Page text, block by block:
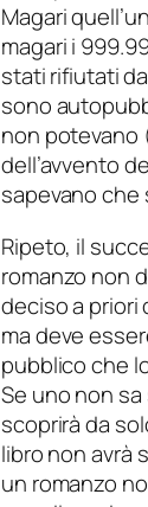
Magari
magari i
stati rifiutati
sono
non potevano
dell’avvento
sapevano che
Ripeto, il
romanzo non
deciso a priori
ma deve
pubblico che
Se uno non
scoprirà da
libro non avrà
un romanzo